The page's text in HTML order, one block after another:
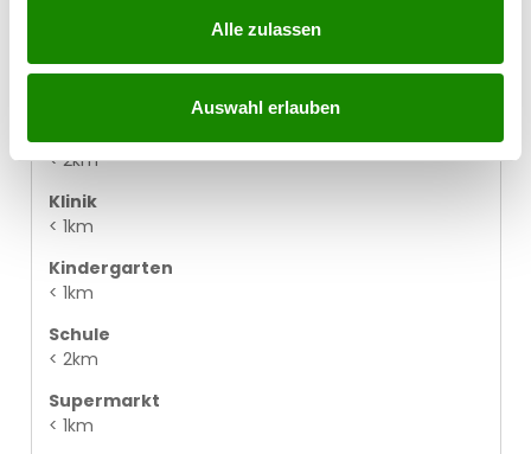
Alle zulassen
Auswahl erlauben
Arzt
< 2km
Klinik
< 1km
Kindergarten
< 1km
Schule
< 2km
Supermarkt
< 1km